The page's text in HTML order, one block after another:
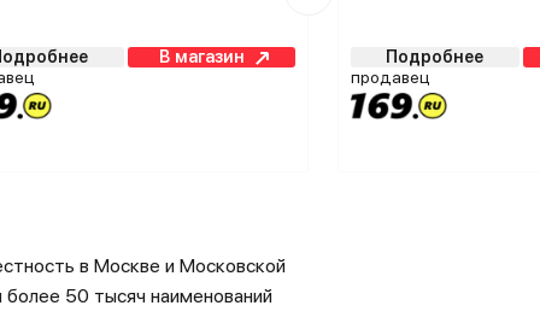
В магазин
Подробнее
продавец
в Москве и Московской
более 50 тысяч наименований